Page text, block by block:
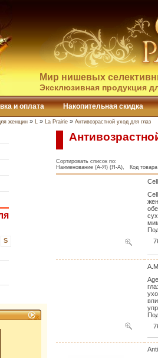
Мир нишевых
Эксклюзивная продукция
и оплата Накопительная скидка
женщин » L » La Prairie » Антивозрастной уход для глаз
S
Сортировать список по:
Наименование (А-Я) (Я-А), Код